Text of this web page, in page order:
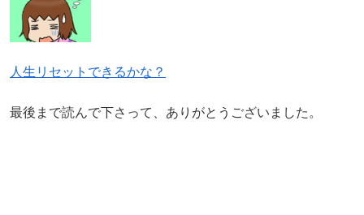
人生リセットできるかな？
最後まで読んで下さって、ありがとうございました。